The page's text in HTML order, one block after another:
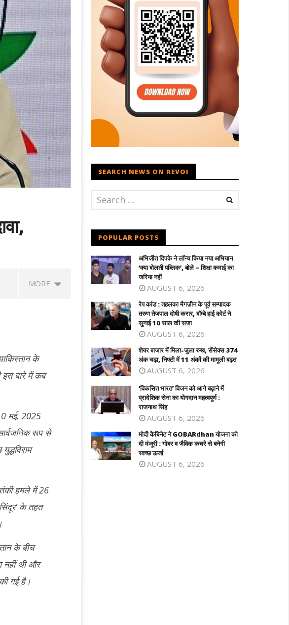
MORE
कोर्ट ने सुनाई 10
शेयर बाजार में मिला-जुला रुख, सेंसेक्स 374 अंक
चढ़ा, निफ्टी में 11 अंकों की मामूली बढ़त
‘विकसित भारत’ विजन को आगे बढ़ाने में
14,
2025
के
इस बारे में कब
मई, 2025
रूप से
हमले में 26
के तहत
के बीच
नहीं थी और
गई है।
SEARCH NEWS ON REVOI
POPULAR POSTS
अभिजीत दिपके ने लॉन्च किया नया अभियान
‘क्या बोलती पब्लिक’, बोले – शिक्षा कमाई का
जरिया नहीं
AUGUST 6, 2026
रेप कांड : तहलका मैगज़ीन के पूर्व सम्पादक
तरुण तेजपाल दोषी करार, बॉम्बे हाई कोर्ट ने
सुनाई 10 साल की सजा
AUGUST 6, 2026
शेयर बाजार में मिला-जुला रुख, सेंसेक्स 374
अंक चढ़ा, निफ्टी में 11 अंकों की मामूली बढ़त
AUGUST 6, 2026
‘विकसित भारत’ विजन को आगे बढ़ाने में
प्रादेशिक सेना का योगदान महत्वपूर्ण :
राजनाथ सिंह
AUGUST 6, 2026
मोदी कैबिनेट ने GOBARdhan योजना को
दी मंजूरी : गोबर व जैविक कचरे से बनेगी
स्वच्छ ऊर्जा
AUGUST 6, 2026